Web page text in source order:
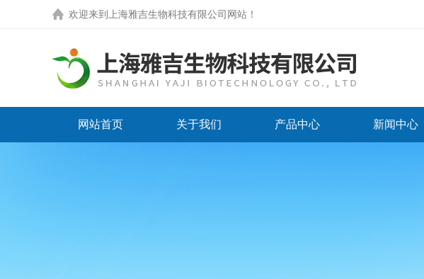
欢迎来到 上海雅吉生物科技有限公司网站 ！
网站首页 关于我们 产品中心 新闻中心